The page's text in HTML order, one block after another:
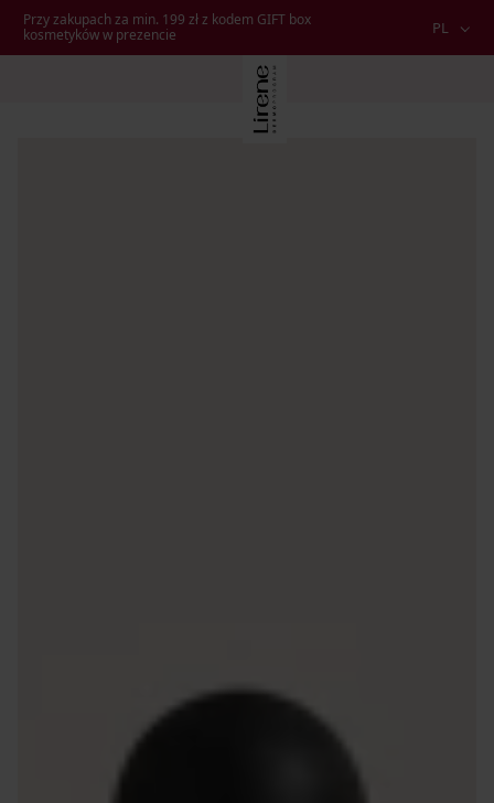
Przy zakupach za min. 199 zł z kodem GIFT box
kosmetyków w prezencie
PL